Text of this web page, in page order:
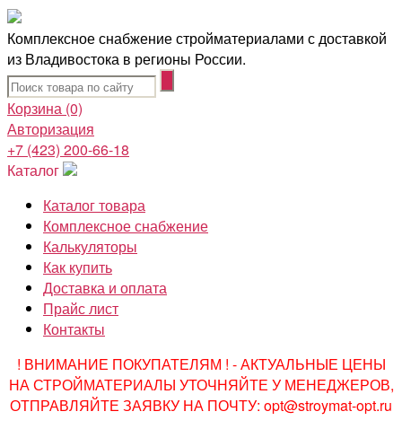
Комплексное снабжение стройматериалами с доставкой
из Владивостока в регионы России.
Корзина (0)
Авторизация
+7 (423) 200-66-18
Каталог
Каталог товара
Комплексное снабжение
Калькуляторы
Как купить
Доставка и оплата
Прайс лист
Контакты
! ВНИМАНИЕ ПОКУПАТЕЛЯМ ! - АКТУАЛЬНЫЕ ЦЕНЫ
НА СТРОЙМАТЕРИАЛЫ УТОЧНЯЙТЕ У МЕНЕДЖЕРОВ,
ОТПРАВЛЯЙТЕ ЗАЯВКУ НА ПОЧТУ: opt@stroymat-opt.ru